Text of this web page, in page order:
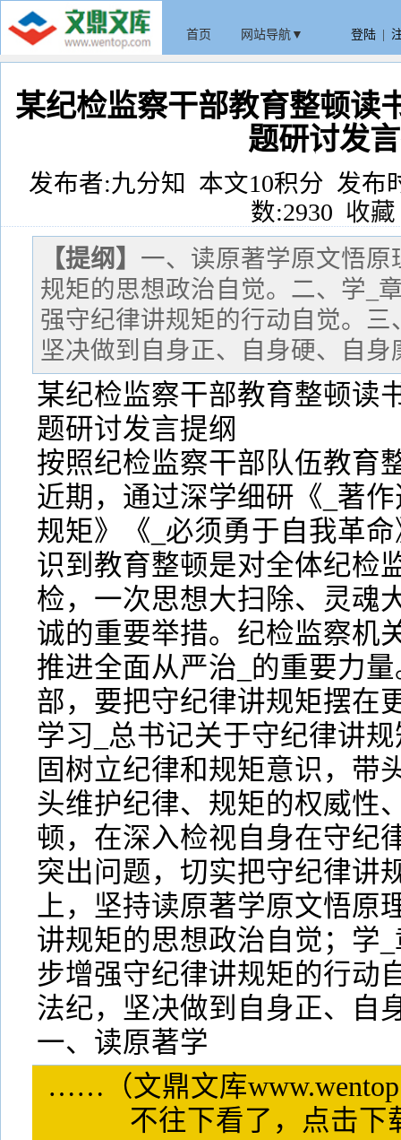
首页 网站导航▼ 登陆
某纪检监察干部教育整顿读
题研讨发
发布者:九分知 本文10积分 发布
数:2930 收藏
【提纲】 一、读原著学原文悟
规矩的思想政治自觉。二、学_
强守纪律讲规矩的行动自觉。
坚决做到自身正、自身硬、自身
某纪检监察干部教育整顿读
题研讨发言提纲
按照纪检监察干部队伍教育
近期，通过深学细研《_著
规矩》《_必须勇于自我革
识到教育整顿是对全体纪检
检，一次思想大扫除、灵魂
诚的重要举措。纪检监察机
推进全面从严治_的重要力
部，要把守纪律讲规矩摆在
学习_总书记关于守纪律讲
固树立纪律和规矩意识，带
头维护纪律、规矩的权威性
顿，在深入检视自身在守纪
突出问题，切实把守纪律讲
上，坚持读原著学原文悟原
讲规矩的思想政治自觉；学
步增强守纪律讲规矩的行动
法纪，坚决做到自身正、自
一、读原著学
……（文鼎文库
不往下看了，点击